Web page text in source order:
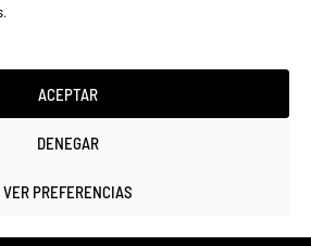
.
ACEPTAR
DENEGAR
VER PREFERENCIAS
©2025 minicarfilms.com